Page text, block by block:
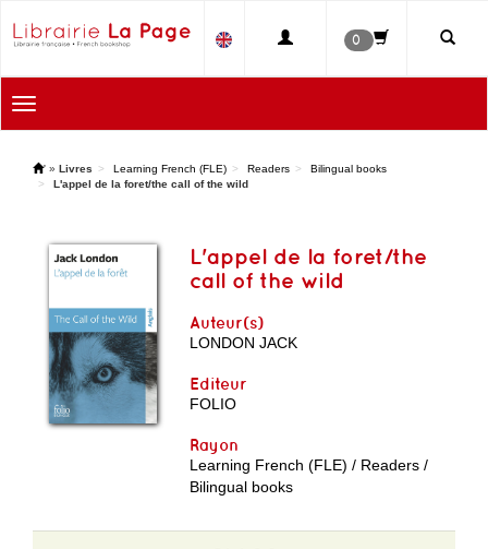
0
Toggle
navigation
' » Livres Learning French (FLE) Readers
Bilingual books
L'appel de la foret/the call of the wild
L'appel de la foret/the
call of the wild
Auteur(s)
LONDON JACK
Editeur
FOLIO
Rayon
Learning French (FLE) / Readers /
Bilingual books